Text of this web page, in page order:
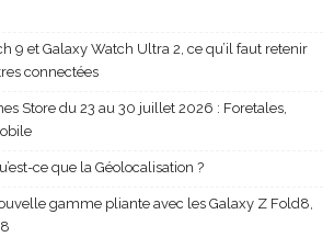
9 et Galaxy Watch Ultra 2, ce qu’il faut retenir
connectées
Store du 23 au 30 juillet 2026 : Foretales,
ce que la Géolocalisation ?
gamme pliante avec les Galaxy Z Fold8,